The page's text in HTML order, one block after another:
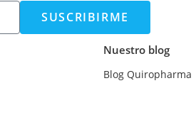
SUSCRIBIRME
Nuestro blog
Blog Quiropharma